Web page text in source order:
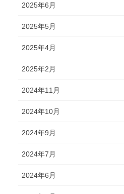
2025年6月
2025年5月
2025年4月
2025年2月
2024年11月
2024年10月
2024年9月
2024年7月
2024年6月